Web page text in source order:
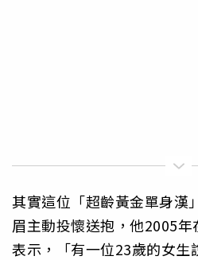
其實這位「超齡黃金單身漢
眉主動投懷送抱，他2005
表示，「有一位23歲的女生